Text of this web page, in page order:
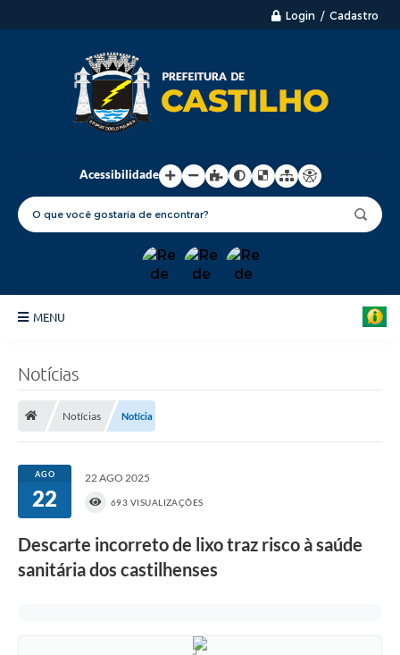
Login / Cadastro
Acessibilidade
MENU
Carta de Serviços
Turismo
Legislação
Notícias
Notícias Notícia
AGO
22
22 AGO 2025
693 VISUALIZAÇÕES
Descarte incorreto de lixo traz risco à saúde
sanitária dos castilhenses